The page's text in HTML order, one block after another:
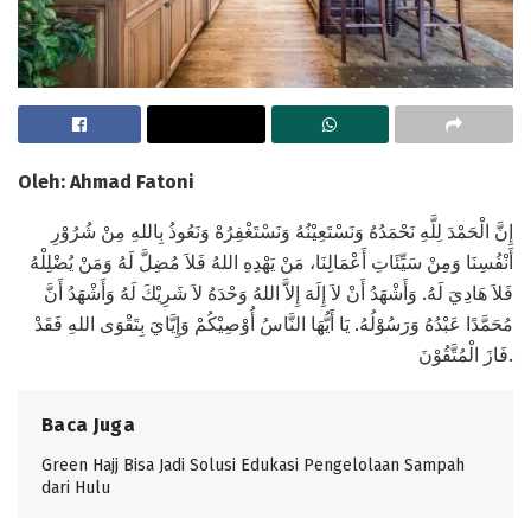
Oleh: Ahmad Fatoni
إِنَّ الْحَمْدَ لِلَّهِ نَحْمَدُهُ وَنَسْتَعِيْنُهُ وَنَسْتَغْفِرُهْ وَنَعُوذُ بِاللهِ مِنْ شُرُوْرِ
أَنْفُسِنَا وَمِنْ سَيِّئَاتِ أَعْمَالِنَا، مَنْ يَهْدِهِ اللهُ فَلاَ مُضِلَّ لَهُ وَمَنْ يُضْلِلْهُ
فَلاَ هَادِيَ لَهُ. وَأَشْهَدُ أَنْ لاَ إِلَهَ إِلاَّ اللهُ وَحْدَهُ لاَ شَرِيْكَ لَهُ وَأَشْهَدُ أَنَّ
مُحَمَّدًا عَبْدُهُ وَرَسُوْلُهُ. يَا أَيُّهَا النَّاسُ أُوْصِيْكُمْ وَإِيَّايَ بِتَقْوَى اللهِ فَقَدْ
فَازَ الْمُتَّقُوْنَ.
Baca Juga
Green Hajj Bisa Jadi Solusi Edukasi Pengelolaan Sampah
dari Hulu